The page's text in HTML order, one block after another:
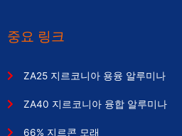
중요 링크
ZA25 지르코니아 용융 알루미나
ZA40 지르코니아 융합 알루미나
66% 지르콘 모래